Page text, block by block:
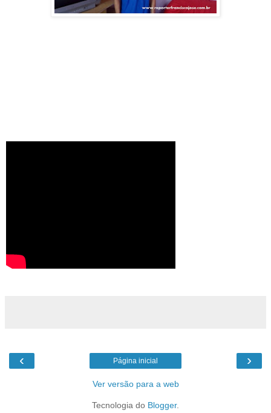
‹ ›
Página inicial
Ver versão para a web
Tecnologia do Blogger.